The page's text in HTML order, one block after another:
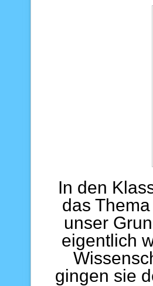
In den
das
unser
eigentlich
gingen sie